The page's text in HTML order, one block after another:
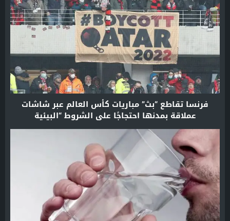
فرنسا تقاطع “بث” مباريات كأس العالم عبر شاشات
عملاقة بمدنها احتجاجًا على الشروط “البيئية
والاجتماعية” في قطر